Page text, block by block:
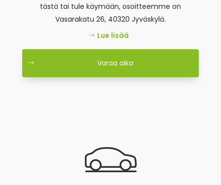
tästä tai tule käymään, osoitteemme on
Vasarakatu 26, 40320 Jyväskylä.
Lue lisää
Varaa aika